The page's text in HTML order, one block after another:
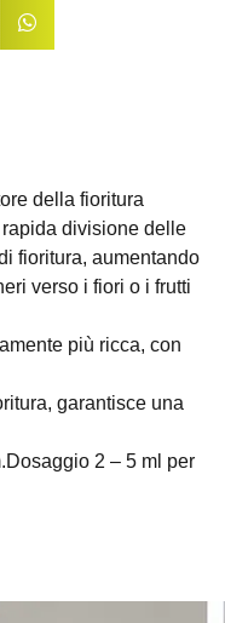
della fioritura
divisione delle
fioritura, aumentando
verso i fiori o i frutti
più ricca, con
garantisce una
2 – 5 ml per